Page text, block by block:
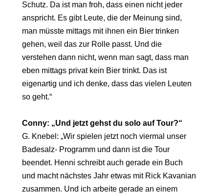
Schutz. Da ist man froh, dass einen nicht jeder
anspricht. Es gibt Leute, die der Meinung sind,
man müsste mittags mit ihnen ein Bier trinken
gehen, weil das zur Rolle passt. Und die
verstehen dann nicht, wenn man sagt, dass man
eben mittags privat kein Bier trinkt. Das ist
eigenartig und ich denke, dass das vielen Leuten
so geht.“
Conny: „Und jetzt gehst du solo auf Tour?“
G. Knebel: „Wir spielen jetzt noch viermal unser
Badesalz- Programm und dann ist die Tour
beendet. Henni schreibt auch gerade ein Buch
und macht nächstes Jahr etwas mit Rick Kavanian
zusammen. Und ich arbeite gerade an einem